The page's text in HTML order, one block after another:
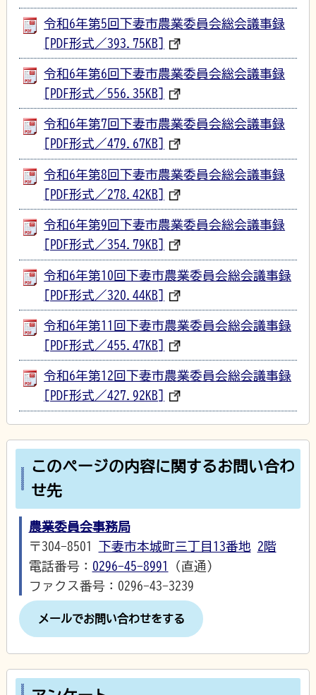
令和6年第5回下妻市農業委員会総会議事録
[PDF形式／393.75KB]
令和6年第6回下妻市農業委員会総会議事録
[PDF形式／556.35KB]
令和6年第7回下妻市農業委員会総会議事録
[PDF形式／479.67KB]
令和6年第8回下妻市農業委員会総会議事録
[PDF形式／278.42KB]
令和6年第9回下妻市農業委員会総会議事録
[PDF形式／354.79KB]
令和6年第10回下妻市農業委員会総会議事録
[PDF形式／320.44KB]
令和6年第11回下妻市農業委員会総会議事録
[PDF形式／455.47KB]
令和6年第12回下妻市農業委員会総会議事録
[PDF形式／427.92KB]
このページの内容に関するお問い合わ
せ先
農業委員会事務局
〒304-8501 下妻市本城町三丁目13番地 2階
電話番号： 0296-45-8991
（直通）
ファクス番号：0296-43-3239
メールでお問い合わせをする